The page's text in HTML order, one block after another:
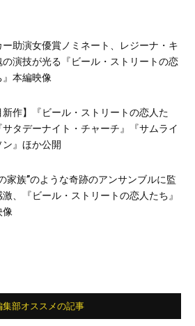
ー助演女優賞ノミネート、レジーナ・キ
の演技が光る『ビール・ストリートの恋
』本編映像
新作】『ビール・ストリートの恋人た
サタデーナイト・チャーチ』『サムライ
ン』ほか公開
家族”のような奇跡のアンサンブルに監
、『ビール・ストリートの恋人たち』
像
集部オススメの記事